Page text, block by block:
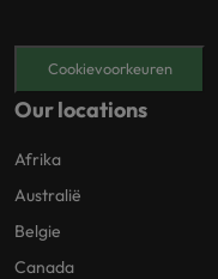
Cookievoorkeuren
Our locations
Afrika
Australië
Belgie
Canada